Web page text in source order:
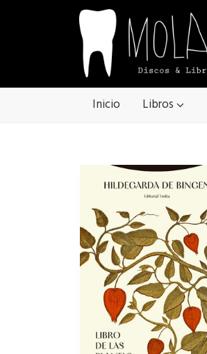
Inicio Libros